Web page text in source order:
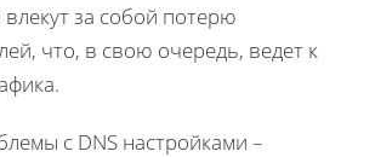
за собой потерю
что, в свою очередь, ведет к
с DNS настройками –